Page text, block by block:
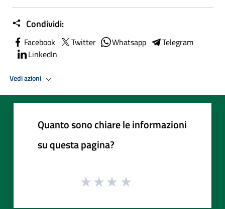
Condividi:
Facebook Twitter Whatsapp
Telegram
LinkedIn
Vedi azioni
Quanto sono chiare le informazioni
su questa pagina?